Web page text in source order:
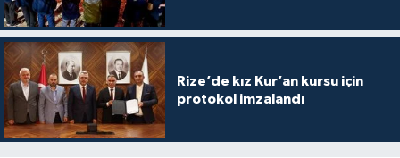
Rize’de kız Kur’an kursu için
protokol imzalandı